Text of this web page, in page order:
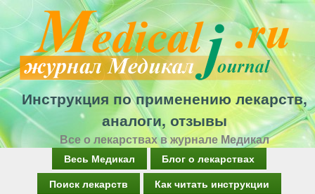
Перейти
к
основному
содержанию
Инструкция по применению лекарств,
аналоги, отзывы
Все о лекарствах в журнале Медикал
Весь Медикал
Блог о лекарствах
Поиск лекарств
Как читать инструкции